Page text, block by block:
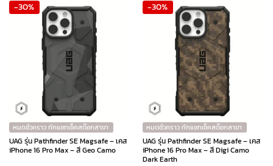
2,290 ฿.1,605 ฿.
2,290 ฿.1,605 ฿.
-30%
หมดชั่วคราว ทักแชทเช็คสต๊อกสาขา
UAG รุ่น Pathfinder SE Magsafe – เคส
iPhone 16 Pro Max – สี Geo Camo
-30%
หมดชั่วคราว ทักแชทเช็คสต๊อกสาขา
UAG รุ่น Pathfinder SE Magsafe – เคส
iPhone 16 Pro Max – สี Digi Camo
Dark Earth